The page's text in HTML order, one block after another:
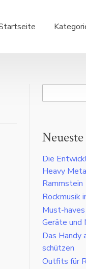
Die
Heavy
Rammstein
Rockmusik
Must-
Geräte und
Das Handy
schützen
Outfits für